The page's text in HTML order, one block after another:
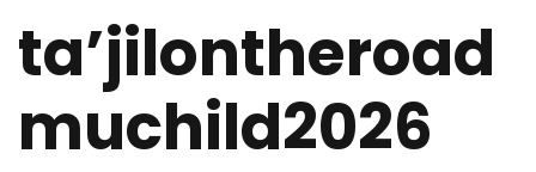
ta’jilontheroad
muchild2026